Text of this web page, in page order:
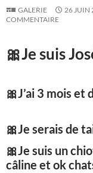
GALERIE 26 JUIN
COMMENTAIRE
🎀Je suis
🎀J’ai 3 mois et
🎀Je serais de
🎀Je suis un
câline et ok